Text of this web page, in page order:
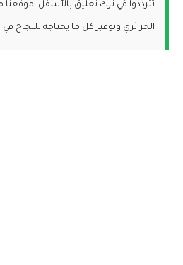
تترددوا في ترك تعليق بالأسفل.
الجزائري وتوفير كل ما يحتاجه للنجاح